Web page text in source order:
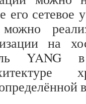
его сетевое
на
YANG